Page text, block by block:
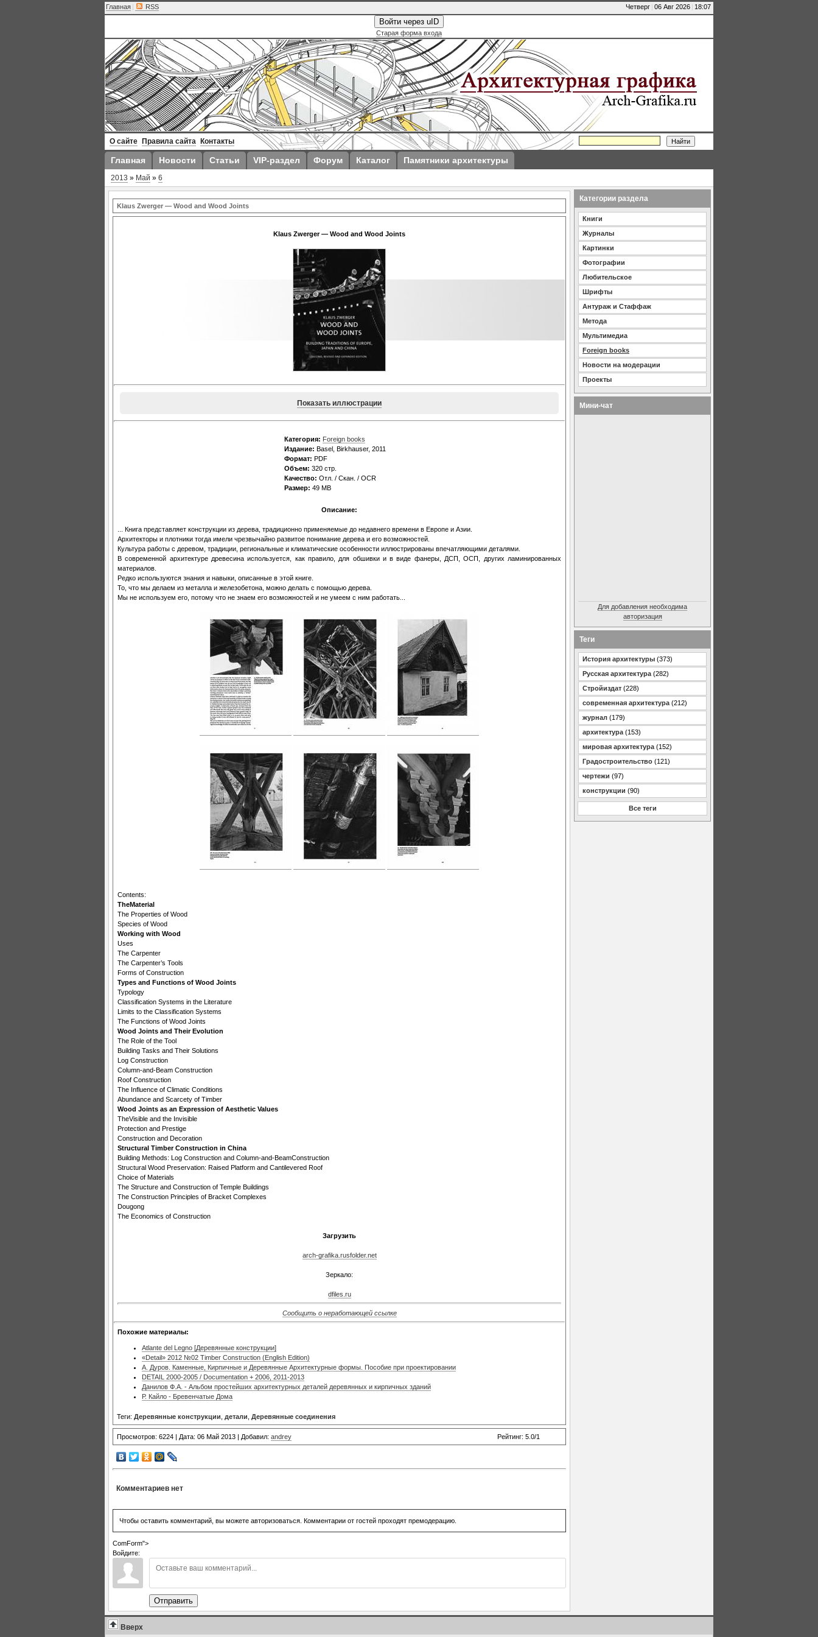
Четверг | 06 Авг 2026 | 18:07
Главная | RSS
Войти через uID
Старая форма входа
О сайте Правила сайта Контакты
Главная Новости Статьи VIP-раздел Форум Каталог Памятники архитектуры
2013 » Май » 6
Klaus Zwerger — Wood and Wood Joints
Klaus Zwerger — Wood and Wood Joints
Показать иллюстрации
Категория: Foreign books
Издание: Basel, Birkhauser, 2011
Формат: PDF
Объем: 320 стр.
Качество: Отл. / Скан. / OCR
Размер: 49 MB
Описание:
... Книга представляет конструкции из дерева, традиционно применяемые до недавнего времени в Европе и Азии.
Архитекторы и плотники тогда имели чрезвычайно развитое понимание дерева и его возможностей.
Культура работы с деревом, традиции, региональные и климатические особенности иллюстрированы впечатляющими деталями.
В современной архитектуре древесина используется, как правило, для обшивки и в виде фанеры, ДСП, ОСП, других ламинированных
материалов.
Редко используются знания и навыки, описанные в этой книге.
То, что мы делаем из металла и железобетона, можно делать с помощью дерева.
Мы не используем его, потому что не знаем его возможностей и не умеем с ним работать...
Contents:
TheMaterial
The Properties of Wood
Species of Wood
Working with Wood
Uses
The Carpenter
The Carpenter’s Tools
Forms of Construction
Types and Functions of Wood Joints
Typology
Classification Systems in the Literature
Limits to the Classification Systems
The Functions of Wood Joints
Wood Joints and Their Evolution
The Role of the Tool
Building Tasks and Their Solutions
Log Construction
Column-and-Beam Construction
Roof Construction
The Influence of Climatic Conditions
Abundance and Scarcety of Timber
Wood Joints as an Expression of Aesthetic Values
TheVisible and the Invisible
Protection and Prestige
Construction and Decoration
Structural Timber Construction in China
Building Methods: Log Construction and Column-and-BeamConstruction
Structural Wood Preservation: Raised Platform and Cantilevered Roof
Choice of Materials
The Structure and Construction of Temple Buildings
The Construction Principles of Bracket Complexes
Dougong
The Economics of Construction
Загрузить
arch-grafika.rusfolder.net
Зеркало:
dfiles.ru
Сообщить о неработающей ссылке
Похожие материалы:
Atlante del Legno [Деревянные конструкции]
«Detail» 2012 №02 Timber Construction (English Edition)
А. Дуров. Каменные, Кирпичные и Деревянные Архитектурные формы. Пособие при проектировании
DETAIL 2000-2005 / Documentation + 2006, 2011-2013
Данилов Ф.А. - Альбом простейших архитектурных деталей деревянных и кирпичных зданий
Р. Кайло - Бревенчатые Дома
Теги: Деревянные конструкции детали Деревянные соединения
Просмотров: 6224 | Дата: 06 Май 2013 | Добавил: andrey Рейтинг: 5.0/1
Комментариев нет
Чтобы оставить комментарий, вы можете авторизоваться. Комментарии от гостей проходят премодерацию.
ComForm">
Войдите:
Отправить
Категории раздела
Книги
Журналы
Картинки
Фотографии
Любительское
Шрифты
Антураж и Стаффаж
Метода
Мультимедиа
Foreign books
Новости на модерации
Проекты
Мини-чат
Для добавления необходима
авторизация
Теги
История архитектуры (373)
Русская архитектура (282)
Стройиздат (228)
современная архитектура (212)
журнал (179)
архитектура (153)
мировая архитектура (152)
Градостроительство (121)
чертежи (97)
конструкции (90)
Все теги
Вверх